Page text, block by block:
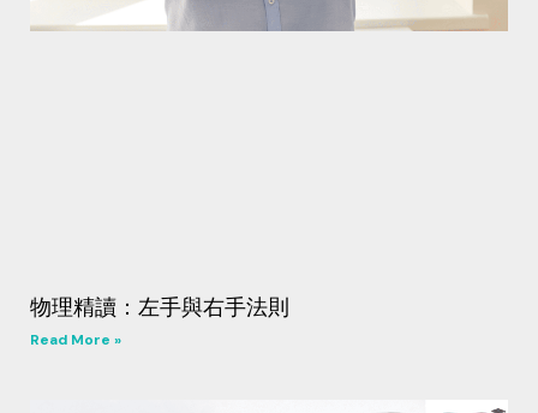
物理精讀：左手與右手法則
Read More »